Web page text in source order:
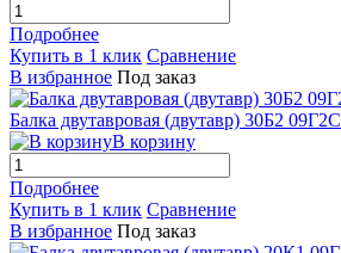
Подробнее
Купить в 1 клик Сравнение
В избранное Под заказ
Балка двутавровая (двутавр) 30Б2 09Г2С
В корзину
Подробнее
Купить в 1 клик Сравнение
В избранное Под заказ